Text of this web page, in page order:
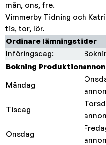
mån, ons, fre.
Vimmerby Tidning och
tis, tor, lör.
Ordinare lämningstider
Införingsdag:
Bokning
Måndag
Tisdag
Onsdag